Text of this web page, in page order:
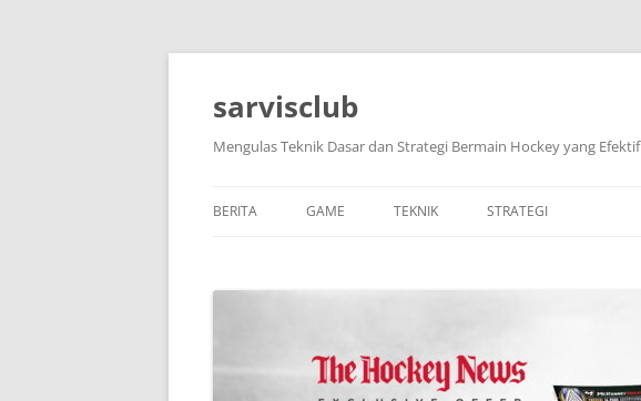
Skip
sarvisclub
Mengulas Teknik Dasar dan Strategi Bermain Hockey yang Efektif
BERITA GAME TEKNIK STRATEGI